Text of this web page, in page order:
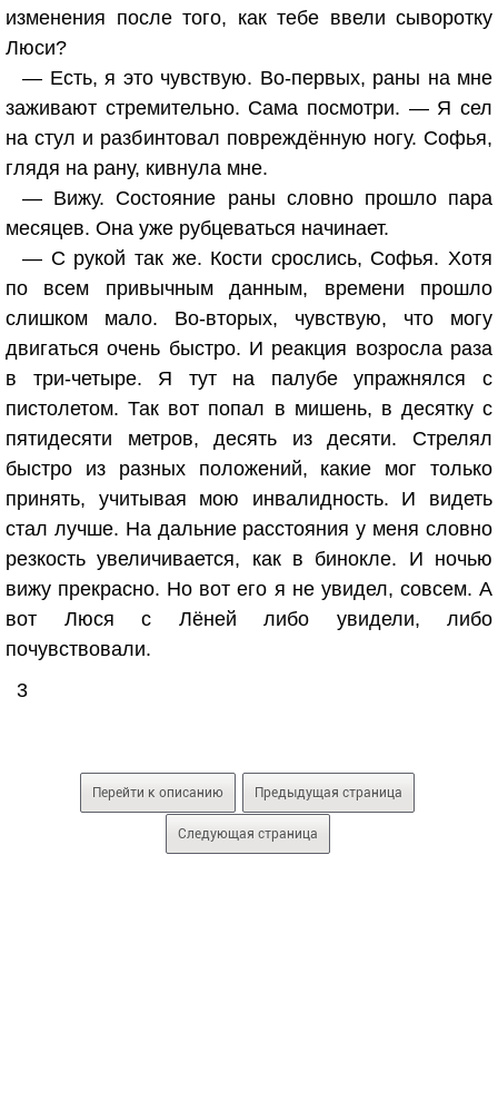
изменения после того, как тебе ввели сыворотку
Люси?
— Есть, я это чувствую. Во-первых, раны на мне
заживают стремительно. Сама посмотри. — Я сел
на стул и разбинтовал повреждённую ногу. Софья,
глядя на рану, кивнула мне.
— Вижу. Состояние раны словно прошло пара
месяцев. Она уже рубцеваться начинает.
— С рукой так же. Кости срослись, Софья. Хотя
по всем привычным данным, времени прошло
слишком мало. Во-вторых, чувствую, что могу
двигаться очень быстро. И реакция возросла раза
в три-четыре. Я тут на палубе упражнялся с
пистолетом. Так вот попал в мишень, в десятку с
пятидесяти метров, десять из десяти. Стрелял
быстро из разных положений, какие мог только
принять, учитывая мою инвалидность. И видеть
стал лучше. На дальние расстояния у меня словно
резкость увеличивается, как в бинокле. И ночью
вижу прекрасно. Но вот его я не увидел, совсем. А
вот Люся с Лёней либо увидели, либо
почувствовали.
3
Перейти к описанию Предыдущая страница
Следующая страница